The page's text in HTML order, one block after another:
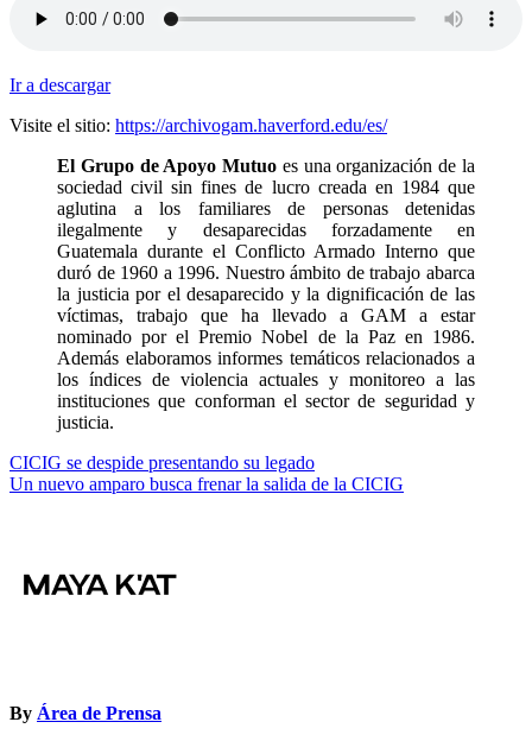
Ir a descargar
Visite el sitio: https://archivogam.haverford.edu/es/
El Grupo de Apoyo Mutuo es una organización de la
sociedad civil sin fines de lucro creada en 1984 que
aglutina a los familiares de personas detenidas
ilegalmente y desaparecidas forzadamente en
Guatemala durante el Conflicto Armado Interno que
duró de 1960 a 1996. Nuestro ámbito de trabajo abarca
la justicia por el desaparecido y la dignificación de las
víctimas, trabajo que ha llevado a GAM a estar
nominado por el Premio Nobel de la Paz en 1986.
Además elaboramos informes temáticos relacionados a
los índices de violencia actuales y monitoreo a las
instituciones que conforman el sector de seguridad y
justicia.
Navegación
de
CICIG se despide presentando su legado
Un nuevo amparo busca frenar la salida de la CICIG
By Área de Prensa